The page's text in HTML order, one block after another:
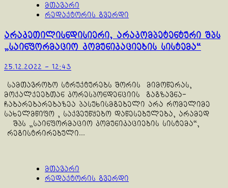
მთავარი
რედაქტორის გვერდი
არაკეთილისნდისიერი, არაკომპეტენტური შპს
„საინფორმაციო კომუნიკაციების სისტემა“
25.12.2022 - 12:43
სამთავრობო სტრუქტურებს შორის მიმოწერას,
მოქალქეებთან კორესპონდენციის გაგზავნა-
ჩაბარებარებაზეა პასუხისმგებელი არა რომელიმე
სახელმწიფო , საქვეუწყებო დაწესებულება, არამედ
შპს „საინფორმაციო კომუნიკაციების სისტემა“,
რეგისტრირებული...
მთავარი
რედაქტორის გვერდი